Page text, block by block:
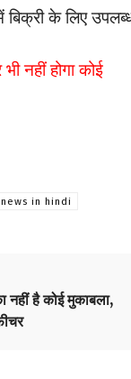
के लिए
नहीं होगा कोई
in hindi
है कोई मुकाबला,